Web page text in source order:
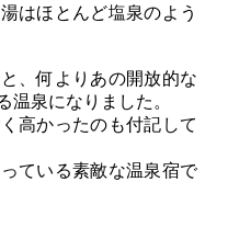
はほとんど塩泉のよう
、何よりあの開放的な
温泉になりました。
高かったのも付記して
ている素敵な温泉宿で